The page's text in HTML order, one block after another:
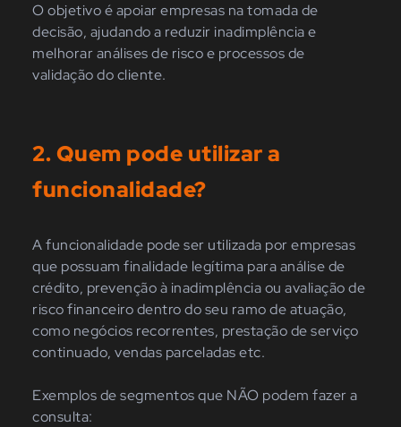
O objetivo é apoiar empresas na tomada de
decisão, ajudando a reduzir inadimplência e
melhorar análises de risco e processos de
validação do cliente.
2. Quem pode utilizar a
funcionalidade?
A funcionalidade pode ser utilizada por empresas
que possuam finalidade legítima para análise de
crédito, prevenção à inadimplência ou avaliação de
risco financeiro dentro do seu ramo de atuação,
como negócios recorrentes, prestação de serviço
continuado, vendas parceladas etc.
Exemplos de segmentos que NÃO podem fazer a
consulta: